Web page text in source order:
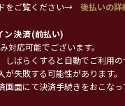
をご覧ください→
後払いの詳
ン決済(前払い)
対応可能でございます。
しばらくすると自動でご利用
が失敗する可能性があります。
面にて決済手続きをおこなっ